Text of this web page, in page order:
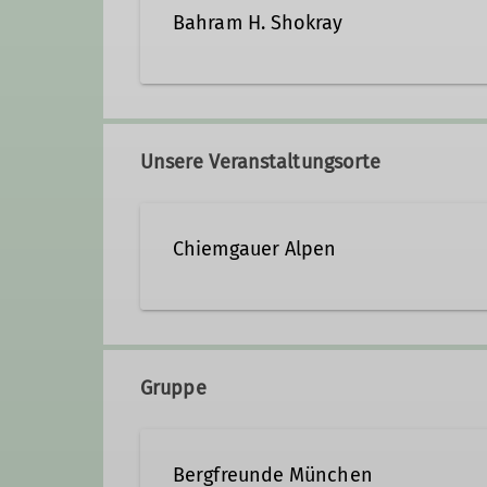
Bahram H. Shokray
Trainer*in C-Bergsteigen
Unsere Veranstaltungsorte
Chiemgauer Alpen
Gruppe
Bergfreunde München